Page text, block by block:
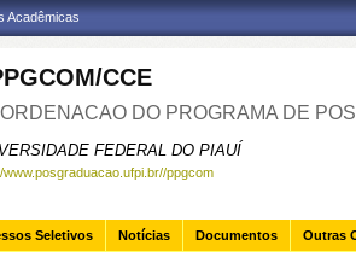
Acadêmicas
CCE
DO PROGRAMA DE
FEDERAL DO PIAUÍ
www.posgraduacao.ufpi.br//ppgcom
Seletivos Notícias Documentos Outras